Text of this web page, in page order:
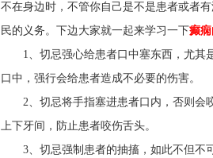
不在身边时，不管你自己是不是患者或者
民的义务。下边大家就一起来学习一下癫
1、切忌强心给患者口中塞东西，尤其
口中，强行会给患者造成不必要的伤害。
2、切忌将手指塞进患者口内，否则会
上下牙间，防止患者咬伤舌头。
3、切忌强制患者的抽搐，如此不但不